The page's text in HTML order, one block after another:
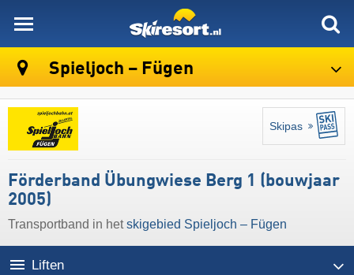
Spieljoch – Fügen
Skipas
Förderband Übungwiese Berg 1 (bouwjaar
2005)
Transportband in hetskigebied Spieljoch – Fügen
Liften